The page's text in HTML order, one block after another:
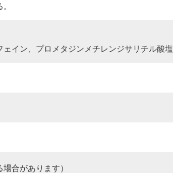
イン、プロメタジンメチレンジサリチル酸塩
合があります）